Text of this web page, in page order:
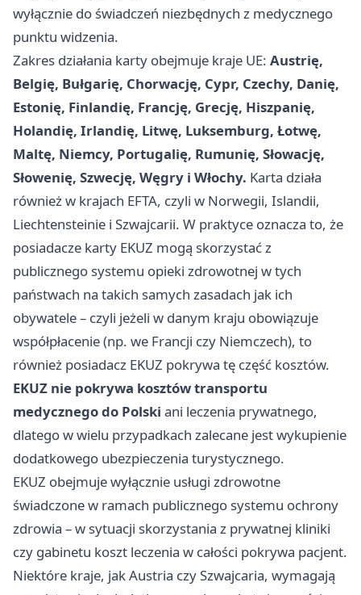
wyłącznie do świadczeń niezbędnych z medycznego
punktu widzenia.
Zakres działania karty obejmuje kraje UE: Austrię,
Belgię, Bułgarię, Chorwację, Cypr, Czechy, Danię,
Estonię, Finlandię, Francję, Grecję, Hiszpanię,
Holandię, Irlandię, Litwę, Luksemburg, Łotwę,
Maltę, Niemcy, Portugalię, Rumunię, Słowację,
Słowenię, Szwecję, Węgry i Włochy. Karta działa
również w krajach EFTA, czyli w Norwegii, Islandii,
Liechtensteinie i Szwajcarii. W praktyce oznacza to, że
posiadacze karty EKUZ mogą skorzystać z
publicznego systemu opieki zdrowotnej w tych
państwach na takich samych zasadach jak ich
obywatele – czyli jeżeli w danym kraju obowiązuje
współpłacenie (np. we Francji czy Niemczech), to
również posiadacz EKUZ pokrywa tę część kosztów.
EKUZ nie pokrywa kosztów transportu
medycznego do Polski ani leczenia prywatnego,
dlatego w wielu przypadkach zalecane jest wykupienie
dodatkowego ubezpieczenia turystycznego.
EKUZ obejmuje wyłącznie usługi zdrowotne
świadczone w ramach publicznego systemu ochrony
zdrowia – w sytuacji skorzystania z prywatnej kliniki
czy gabinetu koszt leczenia w całości pokrywa pacjent.
Niektóre kraje, jak Austria czy Szwajcaria, wymagają